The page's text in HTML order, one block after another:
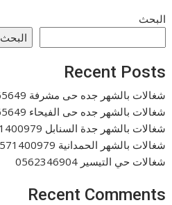
البحث
البحث
Recent Posts
شغالات بالشهر جده حى مشرفة 0577265649
شغالات بالشهر جده حى الفيحاء 0577265649
شغالات بالشهر جدة السنابل 0571400979
شغالات بالشهر الحمدانية 0571400979
شغالات حي التيسير 0562346904
Recent Comments